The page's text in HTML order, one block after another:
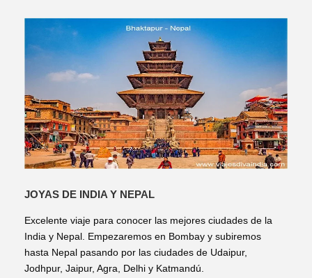
JOYAS DE INDIA Y NEPAL
Excelente viaje para conocer las mejores ciudades de la
India y Nepal. Empezaremos en Bombay y subiremos
hasta Nepal pasando por las ciudades de Udaipur,
Jodhpur, Jaipur, Agra, Delhi y Katmandú.